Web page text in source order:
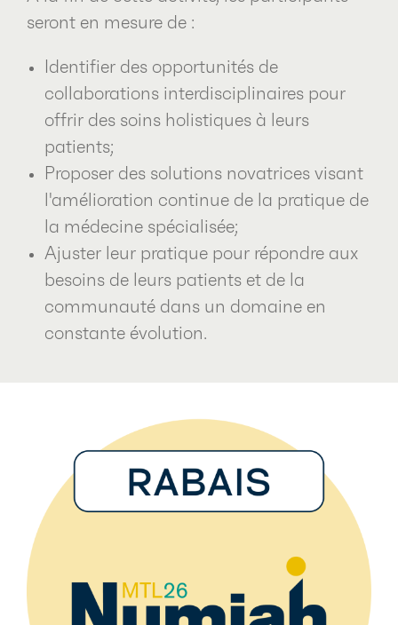
seront en mesure de :
Identifier des opportunités de
collaborations interdisciplinaires pour
offrir des soins holistiques à leurs
patients;
Proposer des solutions novatrices visant
l'amélioration continue de la pratique de
la médecine spécialisée;
Ajuster leur pratique pour répondre aux
besoins de leurs patients et de la
communauté dans un domaine en
constante évolution.